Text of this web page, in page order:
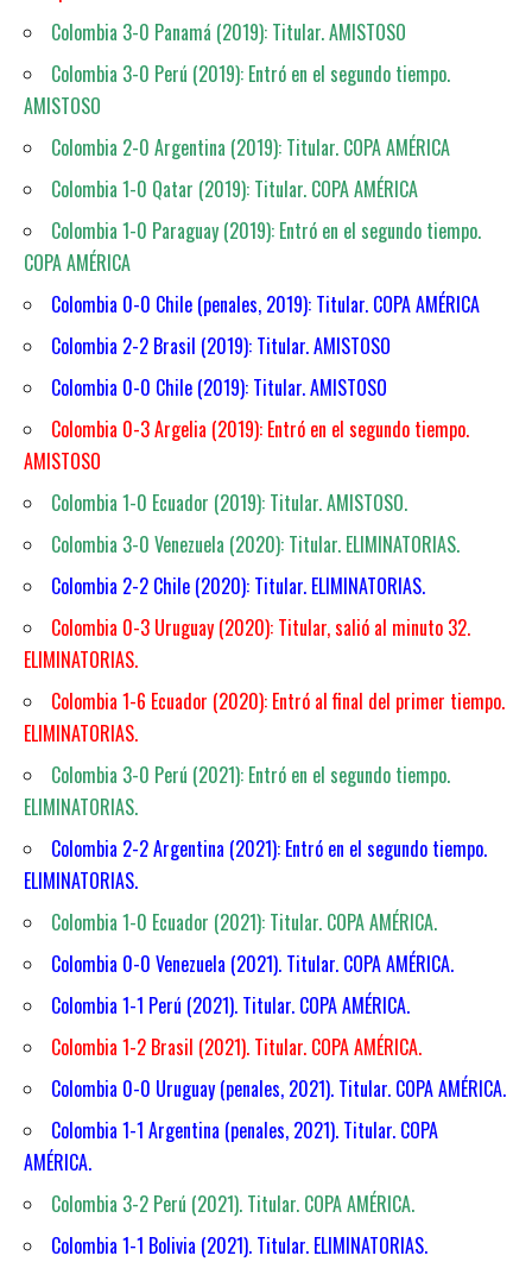
Colombia 3-0 Panamá (2019): Titular. AMISTOSO
Colombia 3-0 Perú (2019): Entró en el segundo tiempo.
AMISTOSO
Colombia 2-0 Argentina (2019): Titular. COPA AMÉRICA
Colombia 1-0 Qatar (2019): Titular. COPA AMÉRICA
Colombia 1-0 Paraguay (2019): Entró en el segundo tiempo.
COPA AMÉRICA
Colombia 0-0 Chile (penales, 2019): Titular. COPA AMÉRICA
Colombia 2-2 Brasil (2019): Titular. AMISTOSO
Colombia 0-0 Chile (2019): Titular. AMISTOSO
Colombia 0-3 Argelia (2019): Entró en el segundo tiempo.
AMISTOSO
Colombia 1-0 Ecuador (2019): Titular. AMISTOSO.
Colombia 3-0 Venezuela (2020): Titular. ELIMINATORIAS.
Colombia 2-2 Chile (2020): Titular. ELIMINATORIAS.
Colombia 0-3 Uruguay (2020): Titular, salió al minuto 32.
ELIMINATORIAS.
Colombia 1-6 Ecuador (2020): Entró al final del primer tiempo.
ELIMINATORIAS.
Colombia 3-0 Perú (2021): Entró en el segundo tiempo.
ELIMINATORIAS.
Colombia 2-2 Argentina (2021): Entró en el segundo tiempo.
ELIMINATORIAS.
Colombia 1-0 Ecuador (2021): Titular. COPA AMÉRICA.
Colombia 0-0 Venezuela (2021). Titular. COPA AMÉRICA.
Colombia 1-1 Perú (2021). Titular. COPA AMÉRICA.
Colombia 1-2 Brasil (2021). Titular. COPA AMÉRICA.
Colombia 0-0 Uruguay (penales, 2021). Titular. COPA AMÉRICA.
Colombia 1-1 Argentina (penales, 2021). Titular. COPA
AMÉRICA.
Colombia 3-2 Perú (2021). Titular. COPA AMÉRICA.
Colombia 1-1 Bolivia (2021). Titular. ELIMINATORIAS.